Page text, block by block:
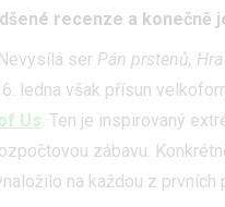
recenze a konečně
ser Pán prstenů,
ledna však přísun
Us. Ten je inspirovaný
zábavu.
na každou z prvních